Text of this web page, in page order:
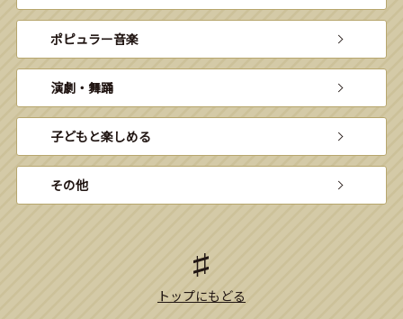
ポピュラー音楽
演劇・舞踊
子どもと楽しめる
その他
トップにもどる